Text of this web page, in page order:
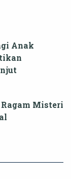
Anak
Misteri